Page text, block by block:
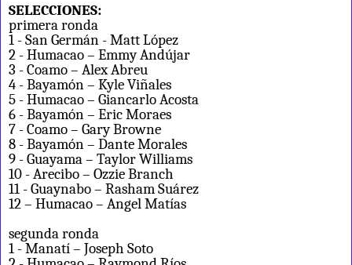
SELECCIONES:
primera ronda
1 - San Germán - Matt López
2 - Humacao – Emmy Andújar
3 - Coamo – Alex Abreu
4 - Bayamón – Kyle Viñales
5 - Humacao – Giancarlo Acosta
6 - Bayamón – Eric Moraes
7 - Coamo – Gary Browne
8 - Bayamón – Dante Morales
9 - Guayama – Taylor Williams
10 - Arecibo – Ozzie Branch
11 - Guaynabo – Rasham Suárez
12 – Humacao – Angel Matías
segunda ronda
1 - Manatí – Joseph Soto